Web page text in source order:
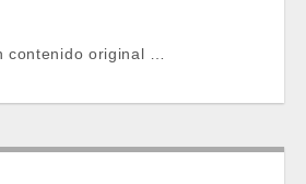
contenido original …